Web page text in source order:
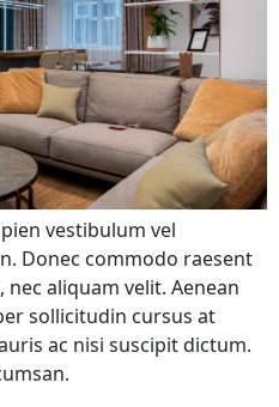
vestibulum vel
Donec commodo raesent
aliquam velit. Aenean
sollicitudin cursus at
ac nisi suscipit dictum.